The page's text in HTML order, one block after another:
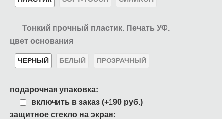
Тонкий прочный пластик. Печать УФ.
цвет основания
ЧЕРНЫЙ БЕЛЫЙ ПРОЗРАЧНЫЙ
подарочная упаковка:
включить в заказ (+190 руб.)
защитное стекло на экран: